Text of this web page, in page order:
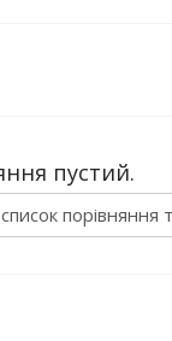
пустий.
порівняння